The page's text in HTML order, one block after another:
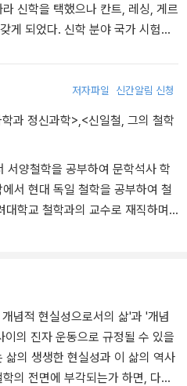
신학을 택했으나 칸트, 레싱, 게르
게 되었다. 신학 분야 국가 시험을
고 본격적으로 해석학과 철학 연구
학, 윤리학에 관한 지속적 연구 결
학에 관한 연구＞로 박사학위를
석 시도＞라는 연구로 교수 자격
내디딘 것은 1866년 스위스 바젤
브레슬라우 대학교를 거쳐 1882
베를린 대학교에서 교수직을 수
함으로써, 딜타이는 역사이성 비
자 했다. 나아가 역사적 세계에 대
그것의 연구에 대한 이론을 총체적
슐라이어마허를 넘어 딜타이는 진
된다는 생각을 품고 있었다. 베를
저자파일 신간알림 신청
과 정신과학>,<신일철, 그의 철학
서양철학을 공부하여 문학석사 학
서 현대 독일 철학을 공부하여 철
학교 철학과의 교수로 재직하며
상학적 기초와 정신과학이 갈 길』
서로는 빌헬름 딜타이의 『정신과
이 있다. 현재의 철학적
집중되어 있다. 지난 20년간 고려
에로의 초대. 초월, 신, 자아, 인
념적 현실성으로서의 삶'과 '개념
의 진자 운동으로 규정될 수 있을
의 생생한 현실성과 이 삶의 역사
의 전면에 부각되는가 하면, 다시